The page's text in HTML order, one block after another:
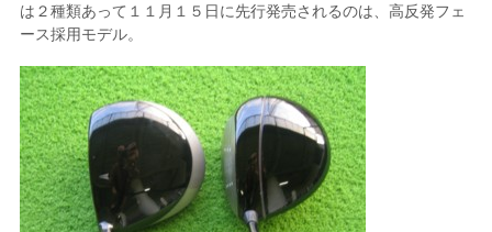
は２種類あって１１月１５日に先行発売されるのは、高反発フェ
ース採用モデル。